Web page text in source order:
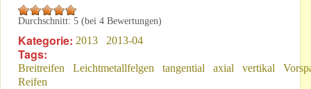
Durchschnitt: 5 (bei 4 Bewertungen)
Kategorie: 2013 2013-04
Tags:
Breitreifen Leichtmetallfelgen tangential axial vertikal
Reifen